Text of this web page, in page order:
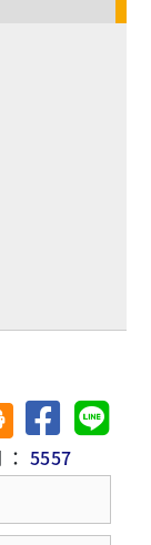
友善列印(另開視窗)
分享至臉書分享
：5557